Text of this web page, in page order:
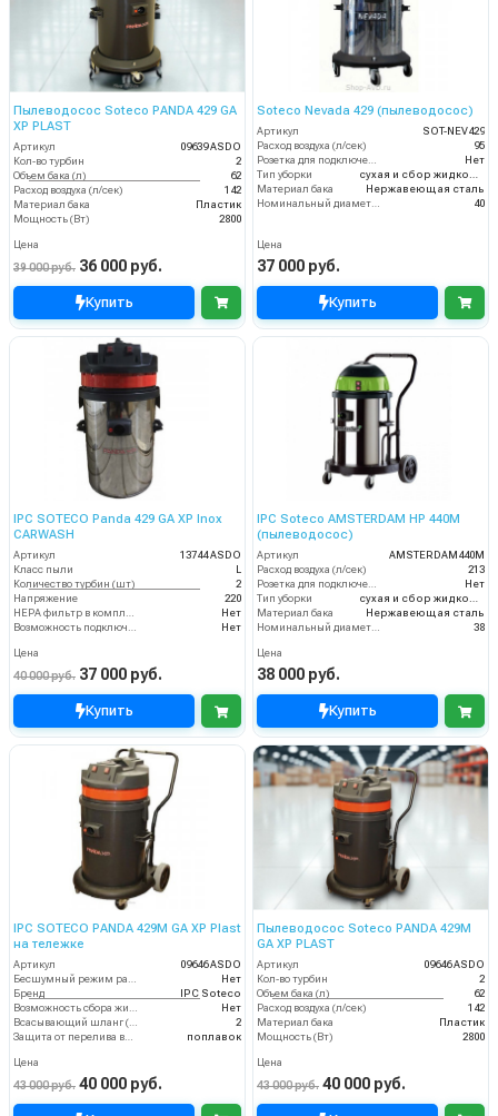
Пылеводосос Soteco PANDA 429 GA
XP PLAST
Артикул
09639 ASDO
Кол-во турбин
2
Объем бака (л)
62
Расход воздуха (л/сек)
142
Материал бака
Пластик
Мощность (Вт)
2800
Цена
39 000 руб. 36 000 руб.
Купить
Soteco Nevada 429 (пылеводосос)
Артикул
SOT-NEV429
Расход воздуха (л/сек)
95
Нет
Тип уборки
Материал бака
Нержавеющая сталь
40
Цена
37 000 руб.
Купить
IPC SOTECO Panda 429 GA XP Inox
CARWASH
Артикул
13744 ASDO
Класс пыли
L
Количество турбин (шт)
2
Напряжение
220
HEPA фильтр в комплекте
Нет
Возможность подключения электрощетки
Нет
Цена
40 000 руб. 37 000 руб.
Купить
IPC Soteco AMSTERDAM HP 440M
(пылеводосос)
Артикул
AMSTERDAM440M
Расход воздуха (л/сек)
213
Розетка для подключения инструмента
Нет
Тип уборки
сухая и сбор жидкостей
Материал бака
Нержавеющая сталь
Номинальный диаметр принадлежностей (мм)
38
Цена
38 000 руб.
Купить
IPC SOTECO PANDA 429M GA XP Plast
на тележке
Артикул
09646 ASDO
Нет
Бренд
IPC Soteco
Нет
2
поплавок
Цена
43 000 руб. 40 000 руб.
Пылеводосос Soteco PANDA 429M
GA XP PLAST
Артикул
09646 ASDO
Кол-во турбин
2
Объем бака (л)
62
Расход воздуха (л/сек)
142
Материал бака
Пластик
Мощность (Вт)
2800
Цена
43 000 руб. 40 000 руб.